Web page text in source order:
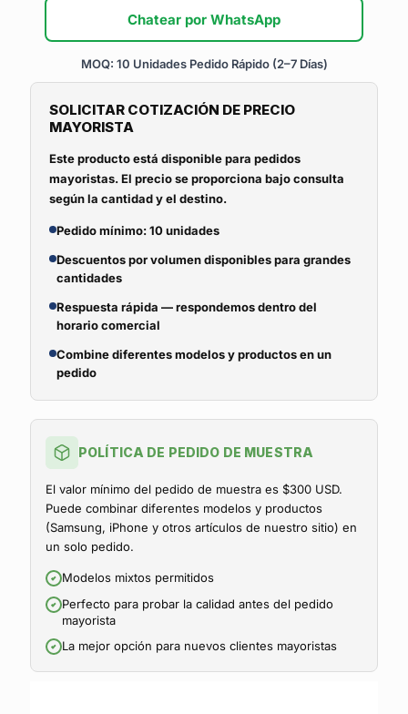
Chatear por WhatsApp
MOQ: 10 Unidades Pedido Rápido (2–7 Días)
SOLICITAR COTIZACIÓN DE PRECIO
MAYORISTA
Este producto está disponible para pedidos
mayoristas. El precio se proporciona bajo consulta
según la cantidad y el destino.
Pedido mínimo: 10 unidades
Descuentos por volumen disponibles para grandes
cantidades
Respuesta rápida — respondemos dentro del
horario comercial
Combine diferentes modelos y productos en un
pedido
POLÍTICA DE PEDIDO DE MUESTRA
El valor mínimo del pedido de muestra es $300 USD.
Puede combinar diferentes modelos y productos
(Samsung, iPhone y otros artículos de nuestro sitio) en
un solo pedido.
Modelos mixtos permitidos
Perfecto para probar la calidad antes del pedido
mayorista
La mejor opción para nuevos clientes mayoristas